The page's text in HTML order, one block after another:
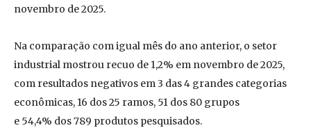
novembro de 2025.
Na comparação com igual mês do ano anterior, o setor
industrial mostrou recuo de 1,2% em novembro de 2025,
com resultados negativos em 3 das 4 grandes categorias
econômicas, 16 dos 25 ramos, 51 dos 80 grupos
e 54,4% dos 789 produtos pesquisados.